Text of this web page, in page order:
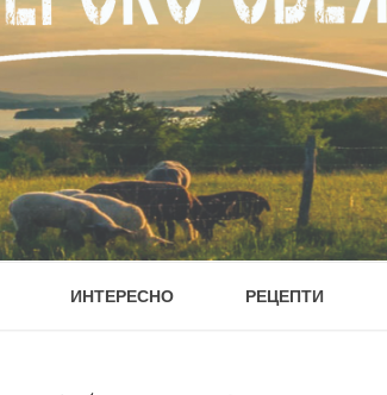
ИНТЕРЕСНО РЕЦЕПТИ